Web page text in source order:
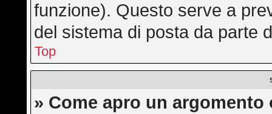
funzione). Questo serve a
del sistema di posta da parte
Top
» Come apro un